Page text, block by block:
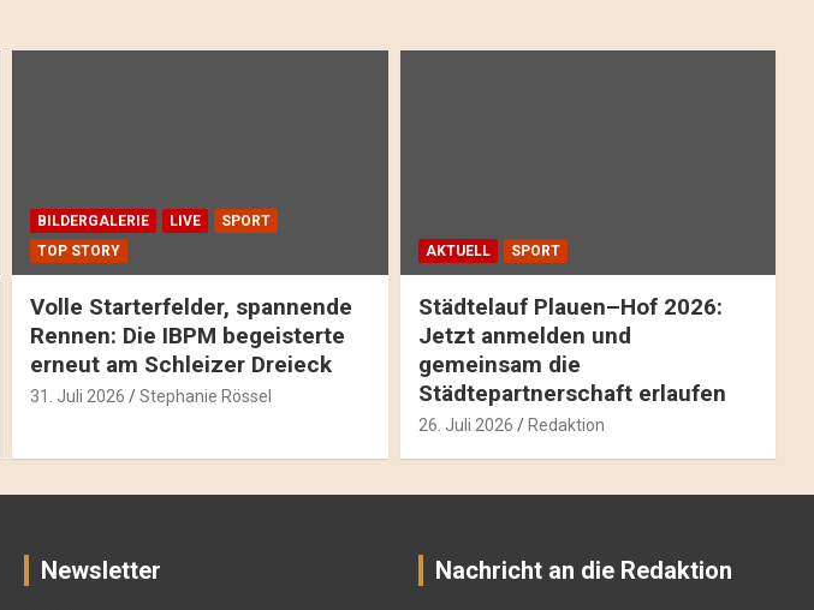
BILDERGALERIE LIVE
SPORT
TOP STORY
Volle Starterfelder, spannende
Rennen: Die IBPM begeisterte
erneut am Schleizer Dreieck
31. Juli 2026 Stephanie Rössel
AKTUELL SPORT
Städtelauf Plauen–Hof 2026:
Jetzt anmelden und
gemeinsam die
Städtepartnerschaft erlaufen
26. Juli 2026 Redaktion
Newsletter Nachricht an die Redaktion